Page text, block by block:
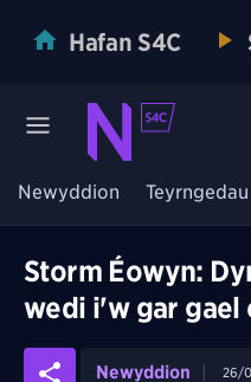
Hafan S4C
Newyddion Teyrngedau
Storm Éowyn:
wedi i'w gar gael
Newyddion 26/